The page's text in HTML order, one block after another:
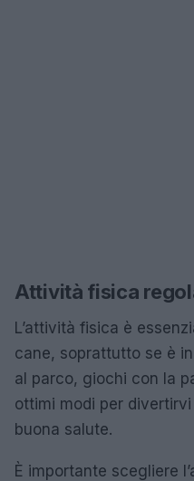
Attività fisica
L’attività fisica è
cane, soprattutto se è
al parco, giochi con la
ottimi modi per
buona salute.
È importante scegliere